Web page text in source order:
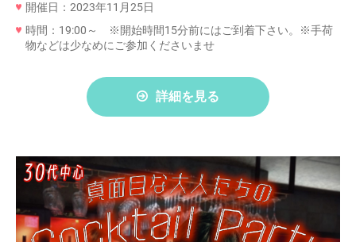
開催日：2023年11月25日
時間：19:00～ ※開始時間15分前にはご到着下さい。※手荷
物などは少なめにご参加くださいませ
詳細を見る